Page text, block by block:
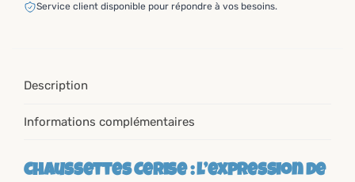
Service client disponible pour répondre à vos besoins.
Description
Informations complémentaires
Chaussettes Cerise : l’expression de